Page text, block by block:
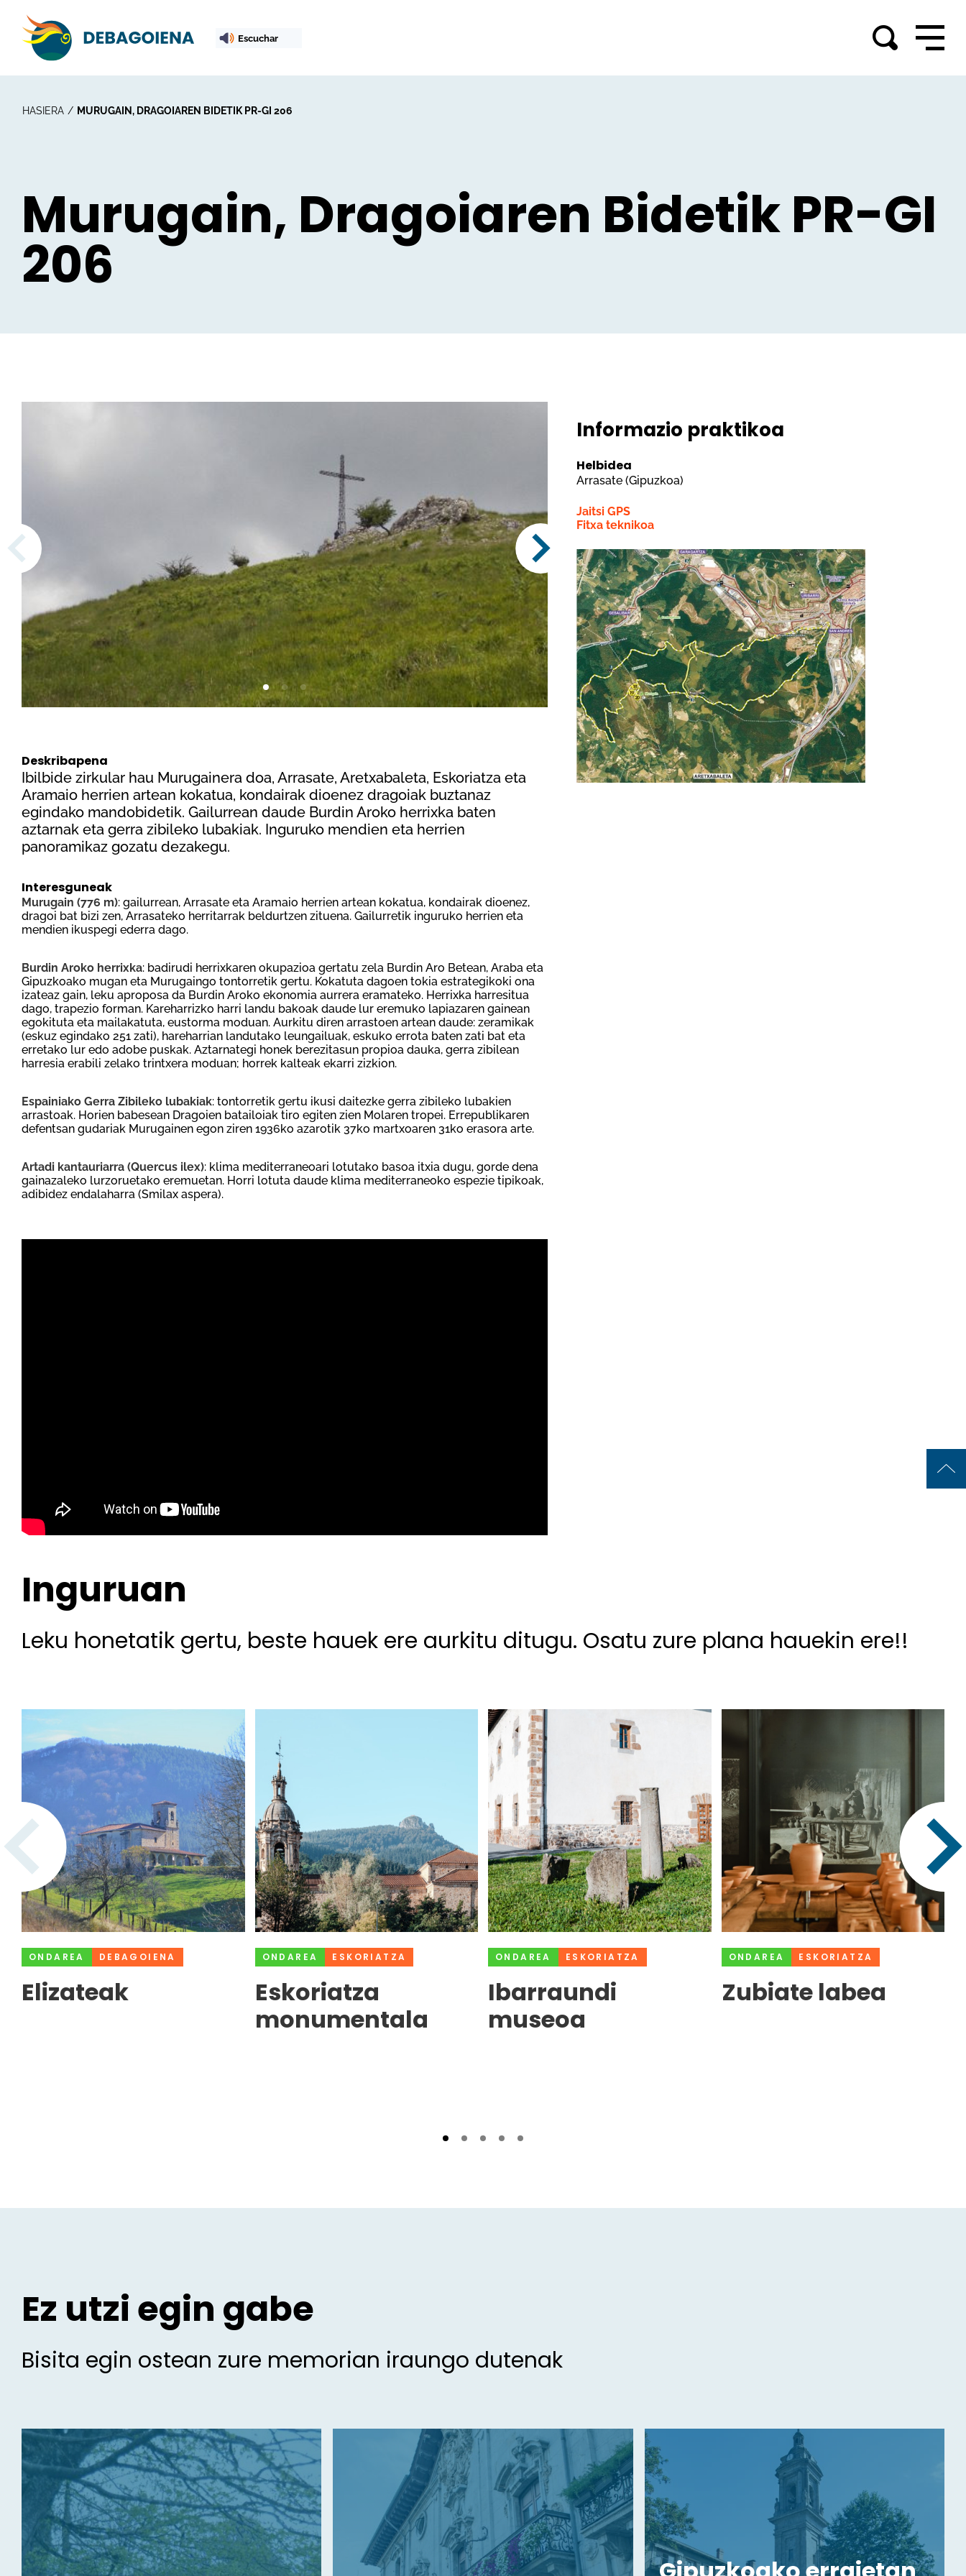
Escuchar
HASIERA MURUGAIN, DRAGOIAREN BIDETIK PR-GI 206
Murugain, Dragoiaren Bidetik PR-GI
206
Deskribapena
Ibilbide zirkular hau Murugainera doa, Arrasate, Aretxabaleta, Eskoriatza eta
Aramaio herrien artean kokatua, kondairak dioenez dragoiak buztanaz
egindako mandobidetik. Gailurrean daude Burdin Aroko herrixka baten
aztarnak eta gerra zibileko lubakiak. Inguruko mendien eta herrien
panoramikaz gozatu dezakegu.
Interesguneak
Murugain (776 m): gailurrean, Arrasate eta Aramaio herrien artean kokatua, kondairak dioenez,
dragoi bat bizi zen, Arrasateko herritarrak beldurtzen zituena. Gailurretik inguruko herrien eta
mendien ikuspegi ederra dago.
Burdin Aroko herrixka: badirudi herrixkaren okupazioa gertatu zela Burdin Aro Betean, Araba eta
Gipuzkoako mugan eta Murugaingo tontorretik gertu. Kokatuta dagoen tokia estrategikoki ona
izateaz gain, leku aproposa da Burdin Aroko ekonomia aurrera eramateko. Herrixka harresitua
dago, trapezio forman. Kareharrizko harri landu bakoak daude lur eremuko lapiazaren gainean
egokituta eta mailakatuta, eustorma moduan. Aurkitu diren arrastoen artean daude: zeramikak
(eskuz egindako 251 zati), hareharrian landutako leungailuak, eskuko errota baten zati bat eta
erretako lur edo adobe puskak. Aztarnategi honek berezitasun propioa dauka, gerra zibilean
harresia erabili zelako trintxera moduan; horrek kalteak ekarri zizkion.
Espainiako Gerra Zibileko lubakiak: tontorretik gertu ikusi daitezke gerra zibileko lubakien
arrastoak. Horien babesean Dragoien batailoiak tiro egiten zien Molaren tropei. Errepublikaren
defentsan gudariak Murugainen egon ziren 1936ko azarotik 37ko martxoaren 31ko erasora arte.
Artadi kantauriarra (Quercus ilex): klima mediterraneoari lotutako basoa itxia dugu, gorde dena
gainazaleko lurzoruetako eremuetan. Horri lotuta daude klima mediterraneoko espezie tipikoak,
adibidez endalaharra (Smilax aspera).
Informazio praktikoa
Helbidea
Arrasate (Gipuzkoa)
Jaitsi GPS
Fitxa teknikoa
Inguruan
Leku honetatik gertu, beste hauek ere aurkitu ditugu. Osatu zure plana hauekin ere!!
ONDAREA DEBAGOIENA
Elizateak
ONDAREA ESKORIATZA
Eskoriatza
monumentala
ONDAREA ESKORIATZA
Ibarraundi
museoa
ONDAREA ESKORIATZA
Zubiate labea
Ez utzi egin gabe
Bisita egin ostean zure memorian iraungo dutenak